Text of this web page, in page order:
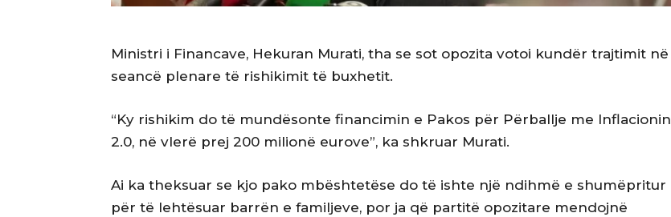
Ministri i Financave, Hekuran Murati, tha se sot opozita votoi kundër trajtimit në
seancë plenare të rishikimit të buxhetit.
“Ky rishikim do të mundësonte financimin e Pakos për Përballje me Inflacionin
2.0, në vlerë prej 200 milionë eurove”, ka shkruar Murati.
Ai ka theksuar se kjo pako mbështetëse do të ishte një ndihmë e shumëpritur
për të lehtësuar barrën e familjeve, por ja që partitë opozitare mendojnë